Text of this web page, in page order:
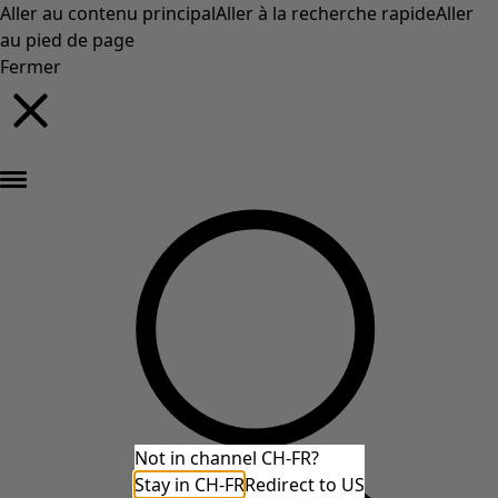
Aller au contenu principalAller à la recherche rapideAller
au pied de page
Fermer
Not in channel CH-FR?
Stay in CH-FRRedirect to US